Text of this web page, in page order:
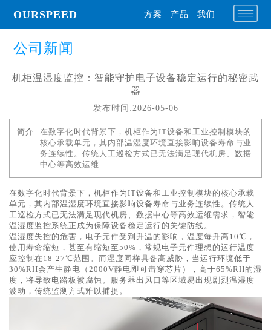
OURSPEED 方案 产品 我们
公司新闻
机柜温湿度监控：智能守护电子设备稳定运行的秘密武
器
发布时间:2026-05-06
简介: 在数字化时代背景下，机柜作为IT设备和工业控制模块的
核心承载单元，其内部温湿度环境直接影响设备寿命与业
务连续性。传统人工巡检方式已无法满足现代机房、数据
中心等高效运维
在数字化时代背景下，机柜作为IT设备和工业控制模块的核心承载
单元，其内部温湿度环境直接影响设备寿命与业务连续性。传统人
工巡检方式已无法满足现代机房、数据中心等高效运维需求，智能
温湿度监控系统正成为保障设备稳定运行的关键防线。
温湿度失控的危害，电子元件受到升温的影响，温度每升高10℃，
使用寿命缩短，甚至有缩短至50%，常规电子元件理想的运行温度
应控制在18-27℃范围。而湿度同样具备高威胁，当运行环境低于
30%RH会产生静电（2000V静电即可击穿芯片），高于65%RH的湿
度，将导致电路板被腐蚀。服务器出风口等区域易出现剧烈温湿度
波动，传统监测方式难以捕捉。